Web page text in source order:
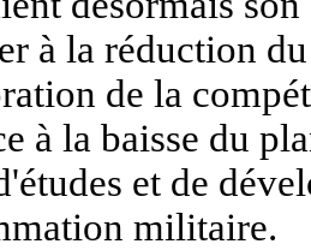
à la réduction
de la
à la baisse du
et de
militaire.